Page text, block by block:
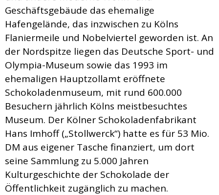
Geschäftsgebäude das ehemalige
Hafengelände, das inzwischen zu Kölns
Flaniermeile und Nobelviertel geworden ist. An
der Nordspitze liegen das Deutsche Sport- und
Olympia-Museum sowie das 1993 im
ehemaligen Hauptzollamt eröffnete
Schokoladenmuseum, mit rund 600.000
Besuchern jährlich Kölns meistbesuchtes
Museum. Der Kölner Schokoladenfabrikant
Hans Imhoff („Stollwerck“) hatte es für 53 Mio.
DM aus eigener Tasche finanziert, um dort
seine Sammlung zu 5.000 Jahren
Kulturgeschichte der Schokolade der
Öffentlichkeit zugänglich zu machen.